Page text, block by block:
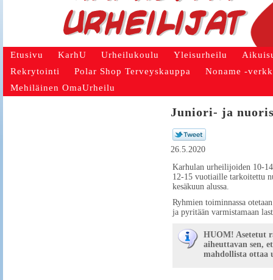
Etusivu KarhU Urheilukoulu Yleisurheilu
Rekrytointi
Polar Shop Terveyskauppa
Noname -
Mehiläinen OmaUrheilu
Juniori- ja
26.5.2020
Karhulan urheilijoiden 10-
12-15 vuotiaille tarkoitettu
kesäkuun alussa.
Ryhmien toiminnassa
ja pyritään varmistamaan
HUOM! Asetetut
aiheuttavan sen,
mahdollista